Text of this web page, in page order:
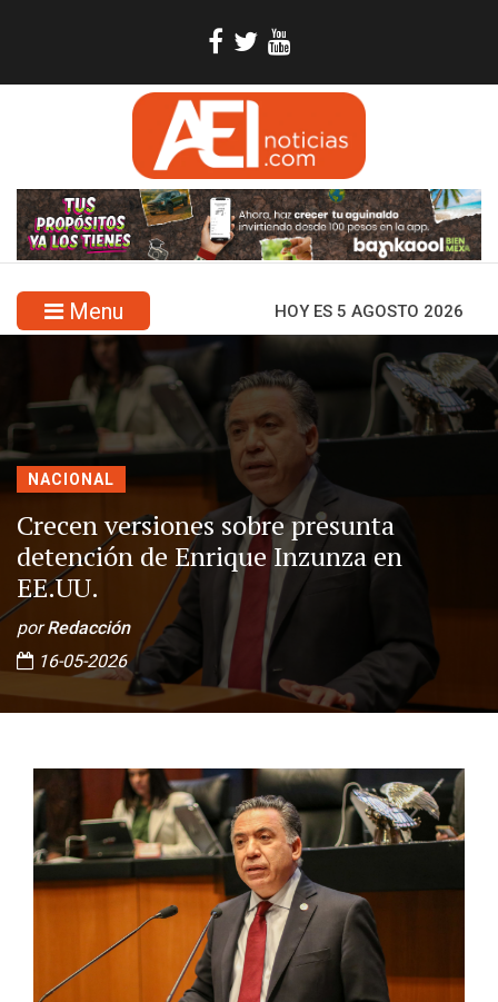
Menu HOY ES 5 AGOSTO 2026
NACIONAL
Crecen versiones sobre presunta
detención de Enrique Inzunza en
EE.UU.
porRedacción
16-05-2026